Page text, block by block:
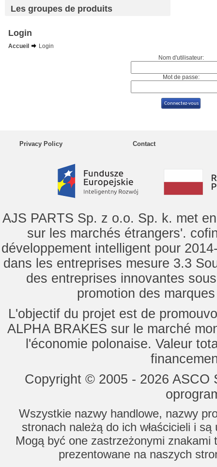
Les groupes de produits
Login
Accueil
Login
Nom d'utilisateur:
Mot de passe:
Privacy Policy Contact
AJS PARTS Sp. z o.o. Sp. k. met
sur les marchés étrangers'.
développement intelligent pour
dans les entreprises mesure 3.3
des entreprises innovantes
promotion des
L'objectif du projet est de
ALPHA BRAKES sur le marché
l'économie polonaise. Valeur
Copyright © 2005 - 2026
Wszystkie nazwy handlowe, nazwy
stronach należą do ich właścicieli i
Mogą być one zastrzeżonymi znakami
prezentowane na naszych